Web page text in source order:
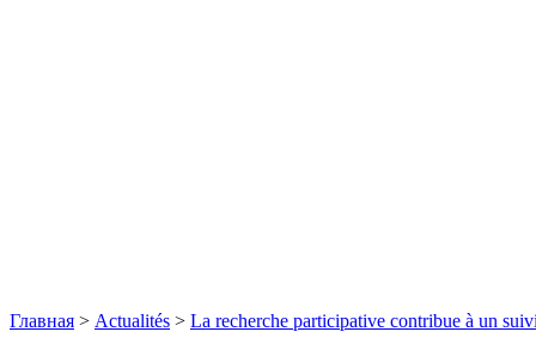
Главная > Actualités > La recherche participative contribue à un